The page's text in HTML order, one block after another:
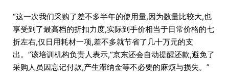
“这一次我们采购了差不多半年的使用量,因为数量比较大,也
享受到了最高档的折扣力度,实际到手价相当于日常价格的七
折左右,仅日用耗材一项,差不多就节省了几十万元的支
出。”该培训机构负责人表示,“京东还会自动提醒还款,避免了
采购人员因忘记付款,产生滞纳金等不必要的麻烦与损失。”